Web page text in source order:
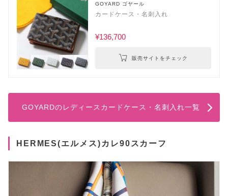
GOYARD ゴヤール
カードケース・名刺入れ
¥136,700
販売サイトをチェック
GOYARDのレディースカードケース・名刺入れ一覧
HERMES(エルメス)カレ90スカーフ